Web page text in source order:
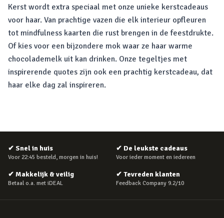
Kerst wordt extra speciaal met onze unieke kerstcadeaus
voor haar. Van prachtige vazen die elk interieur opfleuren
tot mindfulness kaarten die rust brengen in de feestdrukte.
Of kies voor een bijzondere mok waar ze haar warme
chocolademelk uit kan drinken. Onze tegeltjes met
inspirerende quotes zijn ook een prachtig kerstcadeau, dat
haar elke dag zal inspireren.
✔ Snel in huis
Voor 22:45 besteld, morgen in huis!
✔ De leukste cadeaus
Voor ieder moment en iedereen
✔ Makkelijk & veilig
Betaal o.a. met iDEAL
✔ Tevreden klanten
Feedback Company 9.2/10